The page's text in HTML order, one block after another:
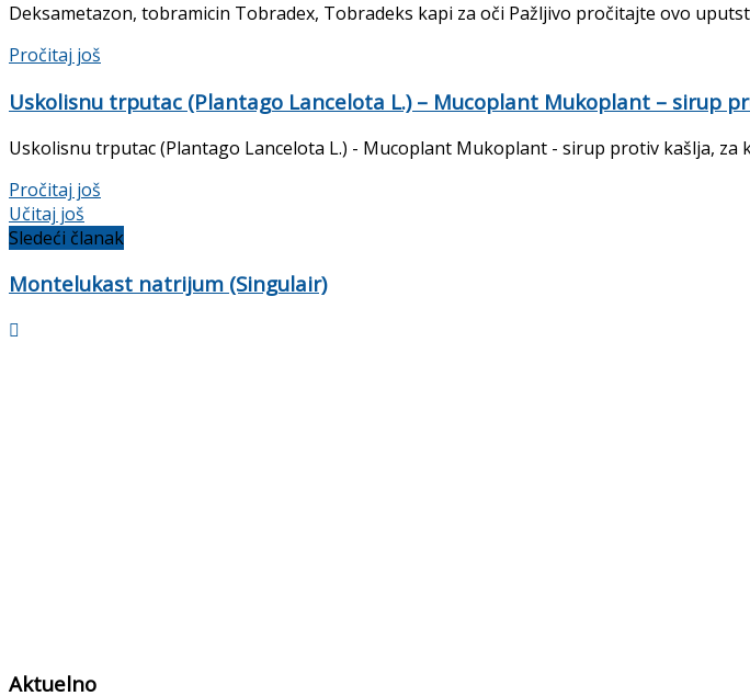
Deksametazon, tobramicin Tobradex, Tobradeks kapi za oči Pažljivo pročitajte ovo
Pročitaj još
Uskolisnu trputac (Plantago Lancelota L.) – Mucoplant Mukoplant – sirup
Uskolisnu trputac (Plantago Lancelota L.) - Mucoplant Mukoplant - sirup protiv kašlja, za
Pročitaj još
Učitaj još
Sledeći članak
Montelukast natrijum (Singulair)
Aktuelno